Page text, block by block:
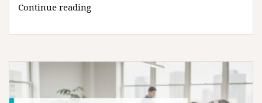
Continue readingMaintenance
2026
|